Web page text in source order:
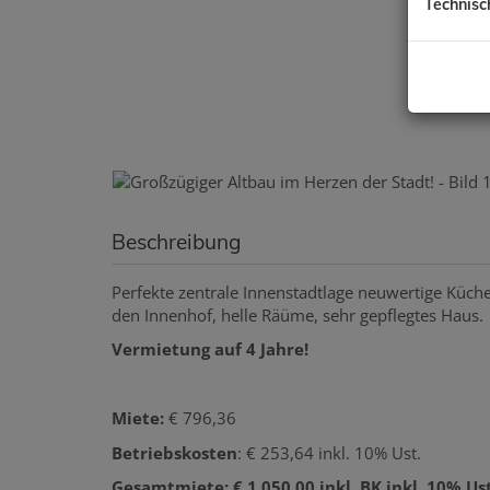
Beschreibung
Perfekte zentrale Innenstadtlage neuwertige
den Innenhof, helle Räüme, sehr gepflegtes Haus.
Vermietung auf 4 Jahre!
Miete: € 796,36
Betriebskosten: € 253,64 inkl. 10% Ust.